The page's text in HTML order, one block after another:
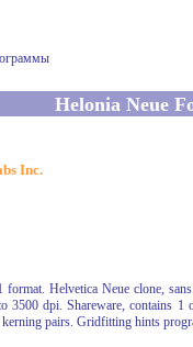
Helonia Neue
Inc.
Helvetica Neue clone,
3500 dpi. Shareware, contains
pairs. Gridfitting hints